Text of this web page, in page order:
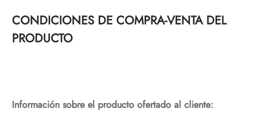
CONDICIONES DE COMPRA-VENTA DEL
PRODUCTO
Información sobre el producto ofertado al cliente: